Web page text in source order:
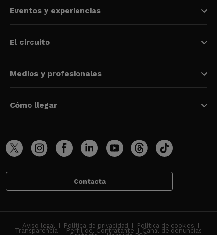
Eventos y experiencias
El circuito
Medios y profesionales
Cómo llegar
Contacta
Aviso legal Política de privacidad Política de cookies
Transparencia Perfil del Contratante Canal de denuncias